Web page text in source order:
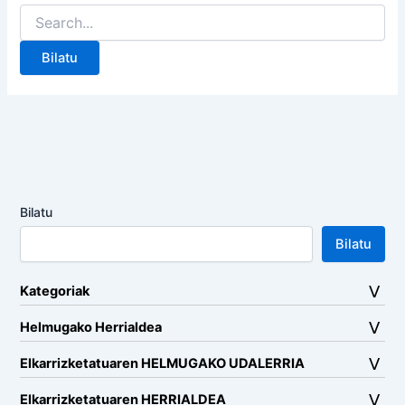
Search
for:
Bilatu
Bilatu
Kategoriak
Helmugako Herrialdea
Elkarrizketatuaren HELMUGAKO UDALERRIA
Elkarrizketatuaren HERRIALDEA